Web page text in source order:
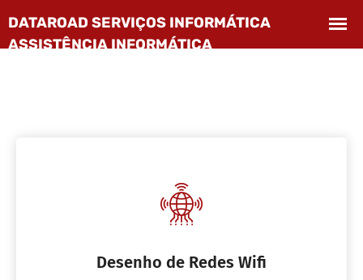
Desenho de Redes Wifi